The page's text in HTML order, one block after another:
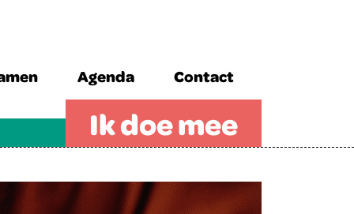
Agenda Contact
Ik doe mee